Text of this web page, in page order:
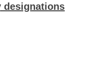
designations